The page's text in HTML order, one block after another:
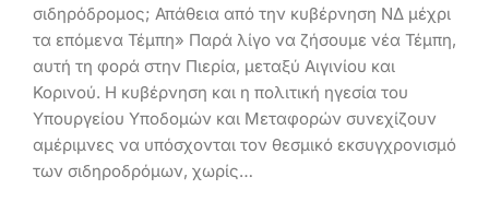
σιδηρόδρομος; Απάθεια από την κυβέρνηση ΝΔ μέχρι
τα επόμενα Τέμπη» Παρά λίγο να ζήσουμε νέα Τέμπη,
αυτή τη φορά στην Πιερία, μεταξύ Αιγινίου και
Κορινού. Η κυβέρνηση και η πολιτική ηγεσία του
Υπουργείου Υποδομών και Μεταφορών συνεχίζουν
αμέριμνες να υπόσχονται τον θεσμικό εκσυγχρονισμό
των σιδηροδρόμων, χωρίς…